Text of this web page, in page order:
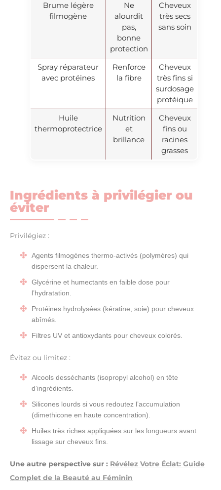
Brume légère
filmogène
Ne
alourdit
pas,
bonne
protection
Cheveux
très secs
sans soin
Spray réparateur
avec protéines
Renforce
la fibre
Cheveux
très fins si
surdosage
protéique
Huile
thermoprotectrice
Nutrition
et
brillance
Cheveux
fins ou
racines
grasses
Ingrédients à privilégier ou
éviter
Privilégiez :
Agents filmogènes thermo-activés (polymères) qui
dispersent la chaleur.
Glycérine et humectants en faible dose pour
l’hydratation.
Protéines hydrolysées (kératine, soie) pour cheveux
abîmés.
Filtres UV et antioxydants pour cheveux colorés.
Évitez ou limitez :
Alcools desséchants (isopropyl alcohol) en tête
d’ingrédients.
Silicones lourds si vous redoutez l’accumulation
(dimethicone en haute concentration).
Huiles très riches appliquées sur les longueurs avant
lissage sur cheveux fins.
Une autre perspective sur : Révélez Votre Éclat: Guide
Complet de la Beauté au Féminin